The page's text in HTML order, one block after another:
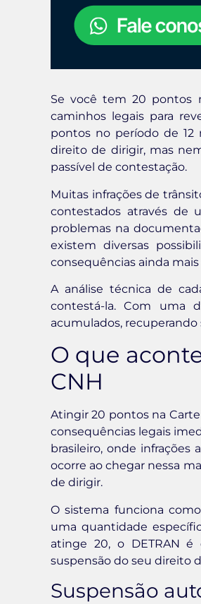
Se você tem 20 pontos
caminhos legais para
pontos no período de 12
direito de dirigir, mas
passível de contestação.
Muitas infrações de
contestados através de
problemas na
existem diversas
consequências ainda mais
A análise técnica de
contestá-la. Com uma
acumulados,
O que
CNH
Atingir 20 pontos na
consequências legais
brasileiro, onde infrações
ocorre ao chegar nessa
de dirigir.
O sistema funciona
uma quantidade
atinge 20, o DETRAN
suspensão do seu direito
Suspensão